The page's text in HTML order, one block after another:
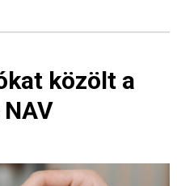
közölt a